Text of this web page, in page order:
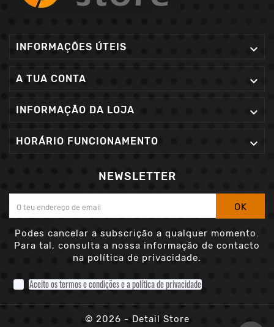
INFORMAÇÕES ÚTEIS 
A TUA CONTA 
INFORMAÇÃO DA LOJA 
HORÁRIO FUNCIONAMENTO 
NEWSLETTER
OK
Podes cancelar a subscrição a qualquer momento.
Para tal, consulta a nossa informação de contacto
na política de privacidade.
Aceito os termos e condições e a política de privacidade
© 2026 - Detail Store